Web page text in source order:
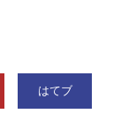
はてブ